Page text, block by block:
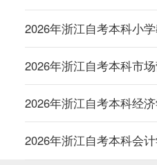
2026年浙江自考本科小
2026年浙江自考本科市
2026年浙江自考本科经
2026年浙江自考本科会